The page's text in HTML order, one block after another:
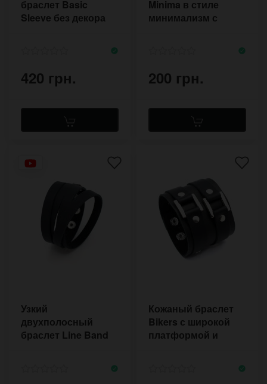
браслет Basic
Sleeve без декора
420 грн.
Minima в стиле
минимализм с
200 грн.
Узкий
двухполосный
браслет Line Band
Кожаный браслет
Bikers с широкой
платформой и